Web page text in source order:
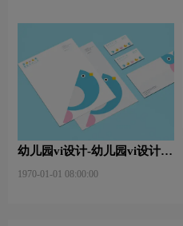
幼儿园vi设计-幼儿园vi设计内
1970-01-01 08:00:00